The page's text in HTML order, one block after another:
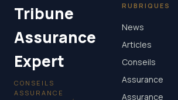
Tribune
Assurance
Expert
CONSEILS
ASSURANCE
RUBRIQUES
News
Articles
Conseils
Assurance
Assurance